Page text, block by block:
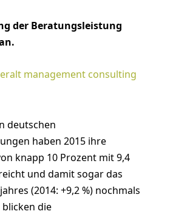
der Beratungsleistung
deutschen
haben 2015 ihre
knapp 10 Prozent mit 9,4
und damit sogar das
(2014: +9,2 %) nochmals
die